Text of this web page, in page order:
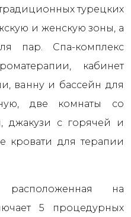
турецких
и женскую зоны, а
пар. Спа-комплекс
кабинет
ванну и бассейн для
две комнаты со
джакузи с горячей и
кровати для терапии
расположенная на
5 процедурных